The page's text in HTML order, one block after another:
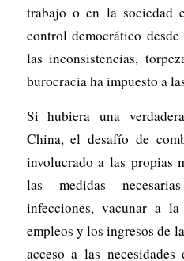
trabajo o en la sociedad
control democrático
las inconsistencias,
burocracia ha impuesto a
Si hubiera una
China, el desafío de
involucrado a las propias
las medidas
infecciones, vacunar a
empleos y los ingresos de
acceso a las